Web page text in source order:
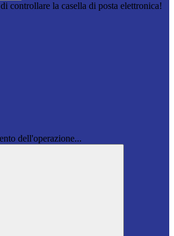
controllare la casella di posta elettronica!
dell'operazione...